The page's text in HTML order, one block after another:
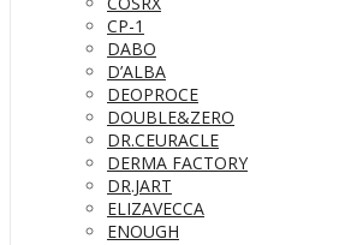
CP-1
DABO
D’ALBA
DEOPROCE
DOUBLE&ZERO
DR.CEURACLE
DERMA FACTORY
DR.JART
ELIZAVECCA
ENOUGH